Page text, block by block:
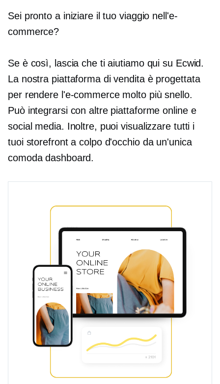
Sei pronto a iniziare il tuo viaggio nell'e-
commerce?
Se è così, lascia che ti aiutiamo qui su Ecwid.
La nostra piattaforma di vendita è progettata
per rendere l'e-commerce molto più snello.
Può integrarsi con altre piattaforme online e
social media. Inoltre, puoi visualizzare tutti i
tuoi storefront a colpo d'occhio da un'unica
comoda dashboard.